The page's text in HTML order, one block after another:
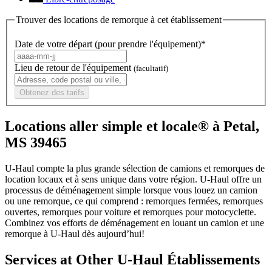
Trouver des locations de remorque à cet établissement
Date de votre départ (pour prendre l'équipement)*
Lieu de retour de l'équipement (facultatif)
Obtenez des tarifs
Locations aller simple et locale® à Petal,
MS 39465
U-Haul compte la plus grande sélection de camions et remorques de
location locaux et à sens unique dans votre région. U-Haul offre un
processus de déménagement simple lorsque vous louez un camion
ou une remorque, ce qui comprend : remorques fermées, remorques
ouvertes, remorques pour voiture et remorques pour motocyclette.
Combinez vos efforts de déménagement en louant un camion et une
remorque à U-Haul dès aujourd’hui!
Services at Other U-Haul Établissements